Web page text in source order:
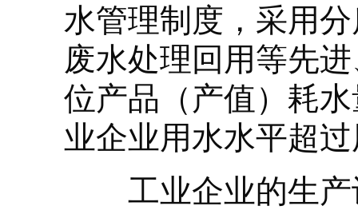
水管理制度，采用
废水处理回用等先
位产品（产值）耗
业企业用水水平超
工业企业的生产